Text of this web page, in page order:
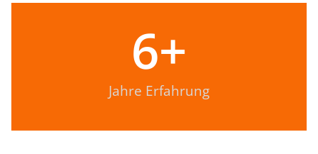
Jahre Erfahrung
6+